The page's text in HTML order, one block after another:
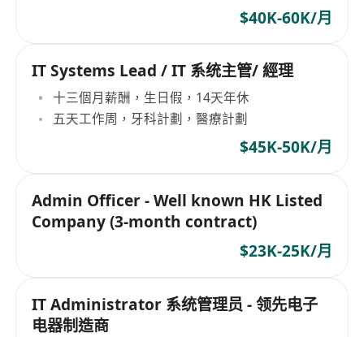
$40K-60K/月
IT Systems Lead / IT 系统主管/ 經理
十三個月薪酬，生日假，14天年休
五天工作周，牙科計劃，醫療計劃
$45K-50K/月
Admin Officer - Well known HK Listed
Company (3-month contract)
$23K-25K/月
IT Administrator 系统管理员 - 领先电子
电器制造商